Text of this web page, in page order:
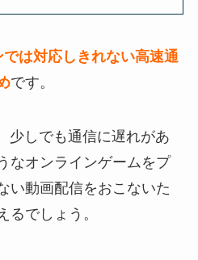
は対応しきれない高速通
です。
少しでも通信に遅れがあ
なオンラインゲームをプ
い動画配信をおこないた
るでしょう。